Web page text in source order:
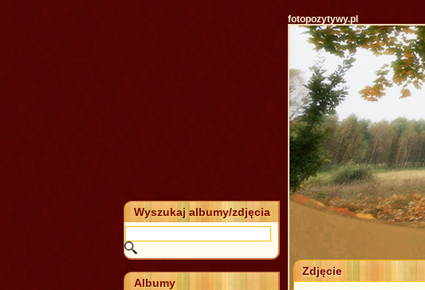
fotopozytywy.pl
Zdjęcie
Wyszukaj albumy/zdjęcia
Albumy